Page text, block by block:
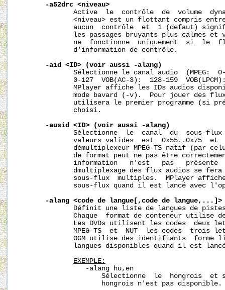
-a52drc <niveau>
Active  le  contrôle  de  volume
<niveau> est un flottant compris
aucun  contrôle  et  1 (defaut)
les passages bruyants plus calmes et
ne  fonctionne  uniquement  si  le
              d'information de contrôle.
-aid
<ID> (voir aussi
-alang)
Sélectionne le canal audio  (MPEG:
0-127  VOB(AC-3):  128-159
MPlayer affiche les IDs audios
mode bavard (-v).  Pour jouer des
utilisera le premier programme (si
              choisi.
-ausid
<ID> (voir aussi
-alang)
Sélectionne  le  canal  du  sous-
valeurs valides  est  0x55..0x75  et
démultiplexeur MPEG-TS natif (par
de format peut ne pas être
information   n'est   pas   présente
dmultiplexage des flux audios se
sous-flux  multiples.  MPlayer
sous-flux quand il est lancé avec
-alang <code de langue[,code de
langue,...]>
Définit une liste de langues de
Chaque  format de conteneur utilise
Les DVDs utilisent les codes  deux
MPEG-TS  et  NUT  les codes  trois
OGM utilise des identifiants  forme
langues disponibles quand il est
EXEMPLE:
                 -alang hu,en
Sélectionne  le  hongrois  et
                     hongrois n'est pas disponible.